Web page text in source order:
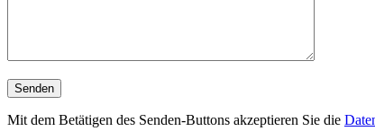
Mit dem Betätigen des Senden-Buttons akzeptieren Sie die